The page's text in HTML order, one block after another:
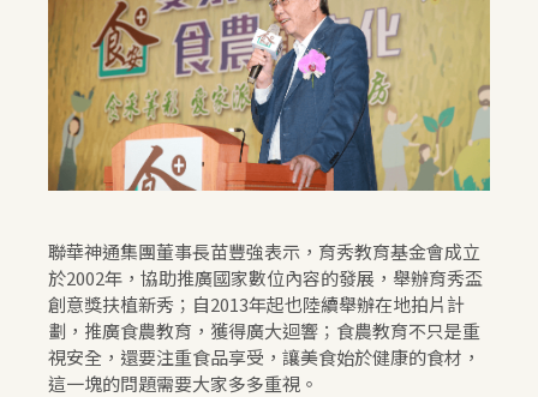
聯華神通集團董事長苗豐強表示，育秀教育基金會成立
於2002年，協助推廣國家數位內容的發展，舉辦育秀盃
創意獎扶植新秀；自2013年起也陸續舉辦在地拍片計
劃，推廣食農教育，獲得廣大迴響；食農教育不只是重
視安全，還要注重食品享受，讓美食始於健康的食材，
這一塊的問題需要大家多多重視。